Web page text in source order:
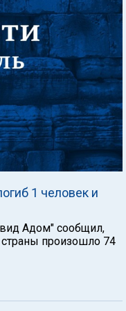
1 человек и
Адом" сообщил,
страны произошло 74